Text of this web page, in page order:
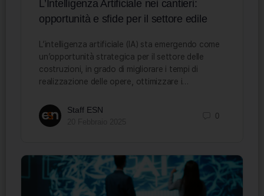
L’Intelligenza Artificiale nei cantieri:
opportunità e sfide per il settore edile
L’intelligenza artificiale (IA) sta emergendo come
un’opportunità strategica per il settore delle
costruzioni, in grado di migliorare i tempi di
realizzazione delle opere, ottimizzare i…
Staff ESN
0